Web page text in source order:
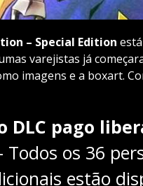
– Special Edition
varejistas já
imagens e a boxart.
DLC pago
Todos os 36
estão